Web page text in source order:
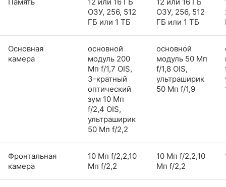
ОЗУ, 256, 512
ГБ или 1 ТБ
ОЗУ, 256, 512
ГБ или 1 ТБ
Основная
камера
основной
модуль 200
Мп f/1,7 OIS,
3-кратный
оптический
зум 10 Мп
f/2,4 OIS,
ультраширик
50 Мп f/2,2
основной
модуль 50 Мп
f/1,8 OIS,
ультраширик
50 Мп f/1,9
Фронтальная
камера
10 Мп f/2,2,10
Мп f/2,2
10 Мп f/2,2,10
Мп f/2,2